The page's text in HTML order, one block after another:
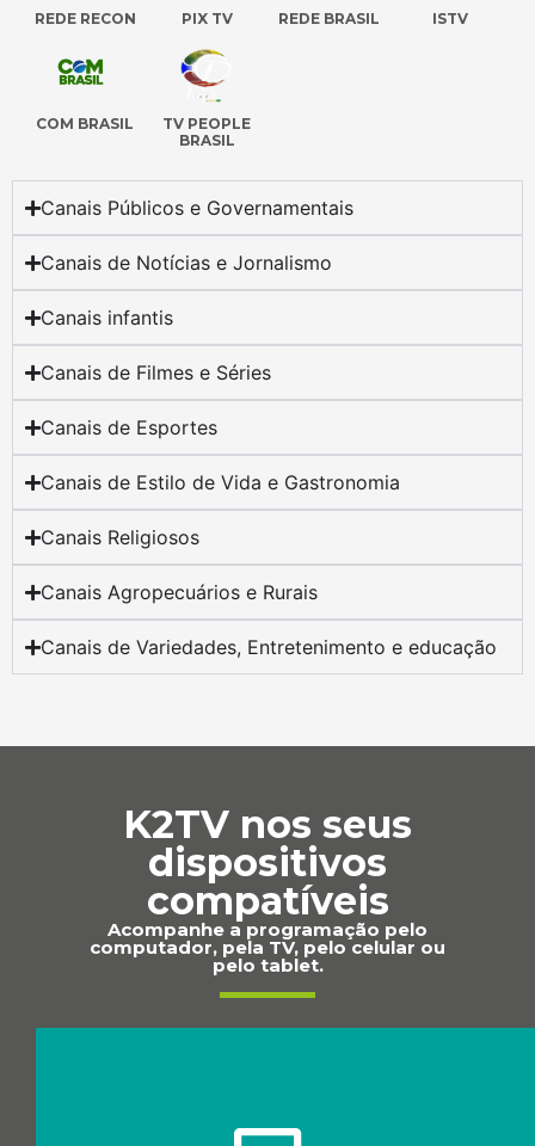
REDE RECON PIX TV REDE BRASIL ISTV
COM BRASIL
TV PEOPLE
BRASIL
Canais Públicos e Governamentais
Canais de Notícias e Jornalismo
Canais infantis
Canais de Filmes e Séries
Canais de Esportes
Canais de Estilo de Vida e Gastronomia
Canais Religiosos
Canais Agropecuários e Rurais
Canais de Variedades, Entretenimento e educação
K2TV nos seus
dispositivos
compatíveis
Acompanhe a programação pelo
computador, pela TV, pelo celular ou
pelo tablet.